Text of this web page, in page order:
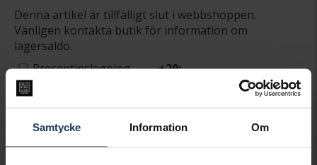
Samtycke Information Om
Denna artikel är tillfälligt slut i webbshoppen.
Vänligen kontakta butik för information om
lagersaldo.
Presentinslagning
+29:-
SLUTSÅLD - KONTAKTA BUTIK
FÖR LAGERSALDO
Lagervara.